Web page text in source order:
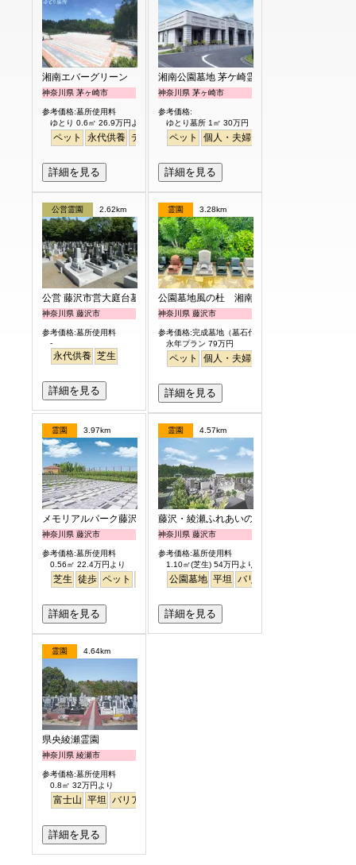
湘南エバーグリーン
神奈川県 茅ヶ崎市
参考価格:墓所使用料
ゆとり 0.6㎡ 26.9万円より
ペット 永代供養 デザイン 明るい
詳細を見る
湘南公園墓地 茅ケ崎霊園
神奈川県 茅ヶ崎市
参考価格:
ゆとり墓所 1㎡ 30万円
ペット 個人・夫婦
詳細を見る
公営霊園 2.62km
公営 藤沢市営大庭台墓園
神奈川県 藤沢市
参考価格:墓所使用料
-
永代供養 芝生
詳細を見る
霊園 3.28km
公園墓地風の杜 湘南庭苑
神奈川県 藤沢市
参考価格:完成墓地（墓石代含）
永年プラン 79万円
ペット 個人・夫婦
詳細を見る
霊園 3.97km
メモリアルパーク藤沢
神奈川県 藤沢市
参考価格:墓所使用料
0.56㎡ 22.4万円より
芝生 徒歩 ペット 芝生
詳細を見る
霊園 4.57km
藤沢・綾瀬ふれあいの杜
神奈川県 藤沢市
参考価格:墓所使用料
1.10㎡(芝生) 54万円より
公園墓地 平坦 バリアフリー
詳細を見る
霊園 4.64km
県央綾瀬霊園
神奈川県 綾瀬市
参考価格:墓所使用料
0.8㎡ 32万円より
富士山 平坦 バリアフリー
詳細を見る